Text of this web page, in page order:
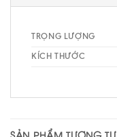
TRỌNG LƯỢNG
KÍCH THƯỚC